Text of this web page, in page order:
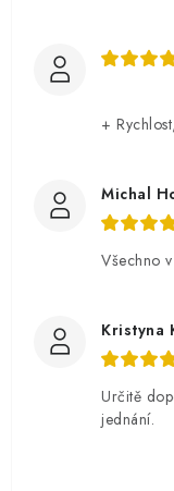
+
Michal
Všechno
Kristyna
Určitě
jednání.